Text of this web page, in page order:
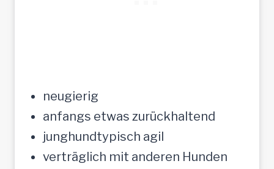
neugierig
anfangs etwas zurückhaltend
junghundtypisch agil
verträglich mit anderen Hunden